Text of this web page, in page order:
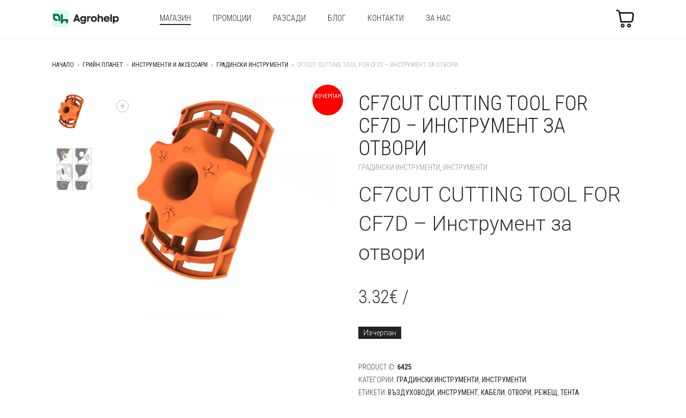
МАГАЗИН ПРОМОЦИИ РАЗСАДИ БЛОГ КОНТАКТИ ЗА НАС Търсене
НАЧАЛО » ГРИЙН ПЛАНЕТ » ИНСТРУМЕНТИ И АКСЕСОАРИ » ГРАДИНСКИ ИНСТРУМЕНТИ » CF7CUT CUTTING TOOL FOR CF7D – ИНСТРУМЕНТ ЗА ОТВОРИ
ИЗЧЕРПАН
+
CF7CUT CUTTING TOOL FOR
CF7D – ИНСТРУМЕНТ ЗА
ОТВОРИ
ГРАДИНСКИ ИНСТРУМЕНТИ ИНСТРУМЕНТИ
CF7CUT CUTTING TOOL FOR
CF7D – Инструмент за
отвори
3.32€ /
Изчерпан
PRODUCT ID: 6425
КАТЕГОРИИ: ГРАДИНСКИ ИНСТРУМЕНТИ
ИНСТРУМЕНТИ
ЕТИКЕТИ: ВЪЗДУХОВОДИ ИНСТРУМЕНТ КАБЕЛИ ОТВОРИ РЕЖЕЩ ТЕНТА